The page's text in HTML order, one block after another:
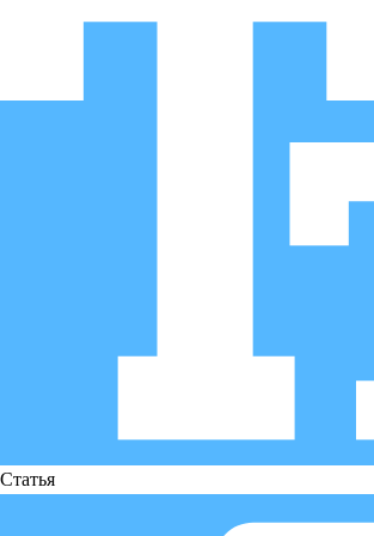
Статья